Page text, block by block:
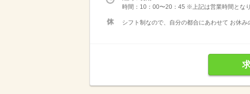
時間：10：00〜20：45 ※上記は営業時間と
シフト制なので、自分の都合にあわせて お休み